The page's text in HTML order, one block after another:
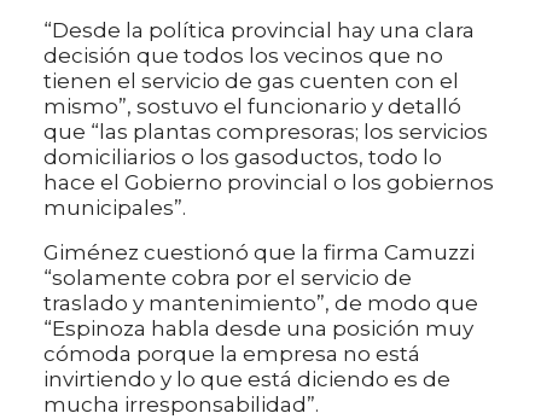
“Desde la política provincial hay una clara
decisión que todos los vecinos que no
tienen el servicio de gas cuenten con el
mismo”, sostuvo el funcionario y detalló
que “las plantas compresoras; los servicios
domiciliarios o los gasoductos, todo lo
hace el Gobierno provincial o los gobiernos
municipales”.
Giménez cuestionó que la firma Camuzzi
“solamente cobra por el servicio de
traslado y mantenimiento”, de modo que
“Espinoza habla desde una posición muy
cómoda porque la empresa no está
invirtiendo y lo que está diciendo es de
mucha irresponsabilidad”.